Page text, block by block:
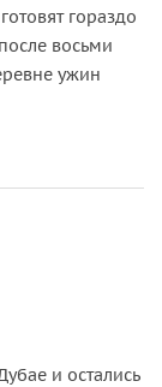
гораздо
восьми
ужин
и остались